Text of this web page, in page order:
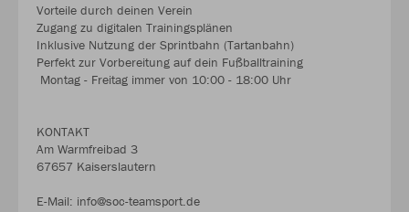
Vorteile durch deinen Verein
Zugang zu digitalen Trainingsplänen
Inklusive Nutzung der Sprintbahn (Tartanbahn)
Perfekt zur Vorbereitung auf dein Fußballtraining
Montag - Freitag immer von 10:00 - 18:00 Uhr
KONTAKT
Am Warmfreibad 3
67657 Kaiserslautern
E-Mail: info@soc-teamsport.de